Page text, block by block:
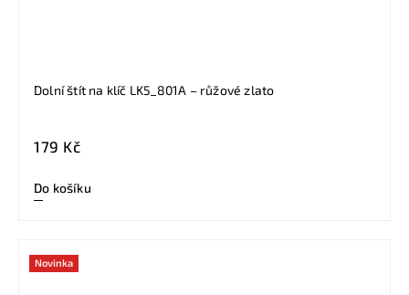
Dolní štít na klíč LK5_801A – růžové zlato
179 Kč
Do košíku
Novinka